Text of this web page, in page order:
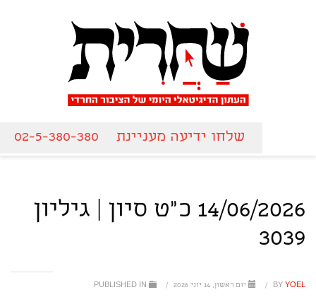
שלחו ידיעה מעניינת 02-5-380-380
14/06/2026 כ"ט סיון | גיליון
3039
BY YOEL
/ יום ראשון, 14 יוני 2026 /